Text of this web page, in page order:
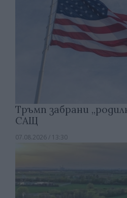
Тръмп забрани
САЩ
07.08.2026 / 13:30